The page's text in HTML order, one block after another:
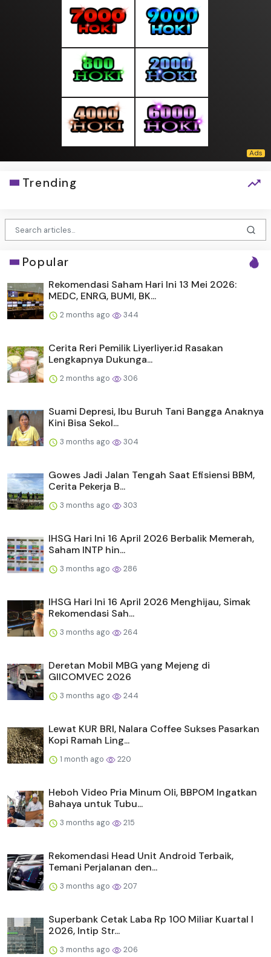
Trending
Popular
Rekomendasi Saham Hari Ini 13 Mei 2026:
MEDC, ENRG, BUMI, BK...
2 months ago 344
Cerita Reri Pemilik Liyerliyer.id Rasakan
Lengkapnya Dukunga...
2 months ago 306
Suami Depresi, Ibu Buruh Tani Bangga Anaknya
Kini Bisa Sekol...
3 months ago 304
Gowes Jadi Jalan Tengah Saat Efisiensi BBM,
Cerita Pekerja B...
3 months ago 303
IHSG Hari Ini 16 April 2026 Berbalik Memerah,
Saham INTP hin...
3 months ago 286
IHSG Hari Ini 16 April 2026 Menghijau, Simak
Rekomendasi Sah...
3 months ago 264
Deretan Mobil MBG yang Mejeng di
GIICOMVEC 2026
3 months ago 244
Lewat KUR BRI, Nalara Coffee Sukses Pasarkan
Kopi Ramah Ling...
1 month ago 220
Heboh Video Pria Minum Oli, BBPOM Ingatkan
Bahaya untuk Tubu...
3 months ago 215
Rekomendasi Head Unit Android Terbaik,
Temani Perjalanan den...
3 months ago 207
Superbank Cetak Laba Rp 100 Miliar Kuartal I
2026, Intip Str...
3 months ago 206